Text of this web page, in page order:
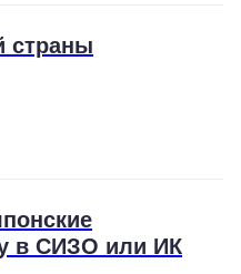
страны
в СИЗО или ИК